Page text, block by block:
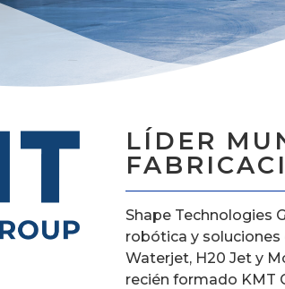
LÍDER
Shape Technologies
robótica y soluciones
Waterjet, H20 Jet y
recién formado KMT